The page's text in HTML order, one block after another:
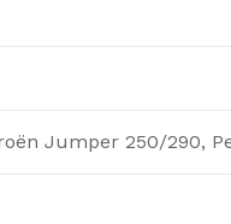
Jumper 250/290,